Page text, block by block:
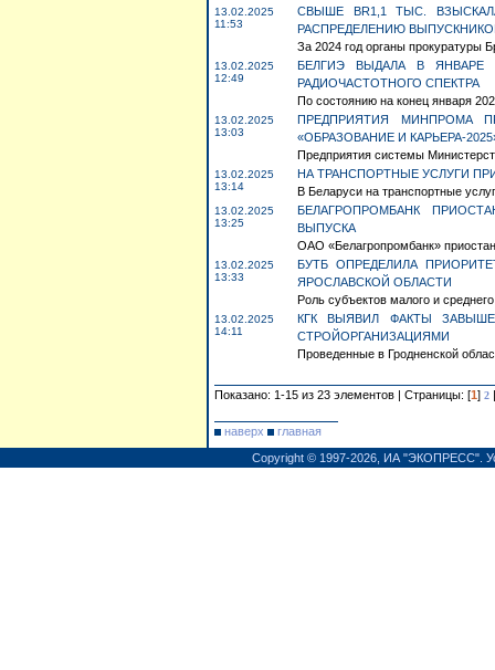
13.02.2025
11:53
СВЫШЕ BR1,1 ТЫС.
РАСПРЕДЕЛЕНИЮ
За 2024 год органы прокуратуры
13.02.2025
12:49
БЕЛГИЭ ВЫДАЛА В ЯНВАРЕ
РАДИОЧАСТОТНОГО СПЕКТРА
По состоянию на конец января
13.02.2025
13:03
ПРЕДПРИЯТИЯ МИНПРОМА
«ОБРАЗОВАНИЕ И КАРЬЕРА-
Предприятия системы
13.02.2025
13:14
НА ТРАНСПОРТНЫЕ УСЛУГИ
В Беларуси на транспортные
13.02.2025
13:25
БЕЛАГРОПРОМБАНК
ВЫПУСКА
ОАО «Белагропромбанк»
13.02.2025
13:33
БУТБ ОПРЕДЕЛИЛА
ЯРОСЛАВСКОЙ ОБЛАСТИ
Роль субъектов малого и
13.02.2025
14:11
КГК ВЫЯВИЛ ФАКТЫ
СТРОЙОРГАНИЗАЦИЯМИ
Проведенные в Гродненской
Показано: 1-15 из 23 элементов | Страницы: [1] 2 |
наверх
главная
Copyright © 1997-2026, ИА "ЭКОПРЕСС".